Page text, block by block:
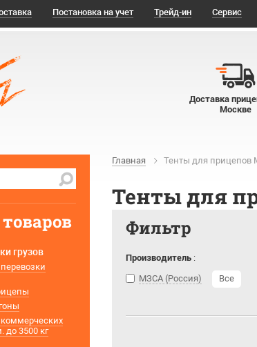
Постановка на учет Трейд-ин Сервис
Доставка
Москве
Главная Тенты для прицепов
Тенты для
Фильтр
Производитель :
МЗСА (Россия)
Все
грузов
до 3500 кг